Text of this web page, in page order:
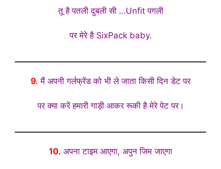
तू है पतली दुबली सी …Unfit पगली
पर मेरे है SixPack baby.
9. मैं अपनी गर्लफ्रेंड को भी ले जाता किसी दिन डेट पर
पर क्या करें हमारी गाड़ी आकर रूकी है मेरे पेट पर।
10. अपना टाइम आएगा, अपुन जिम जाएगा